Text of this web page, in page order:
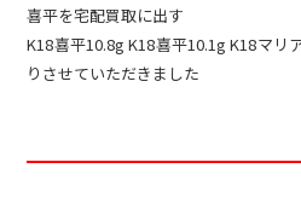
喜平を宅配買取に出す
K18喜平10.8g K18喜平10.1g K18マリ
りさせていただきました